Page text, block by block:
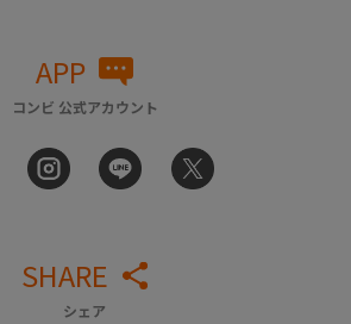
APP
コンビ 公式アカウント
SHARE
シェア